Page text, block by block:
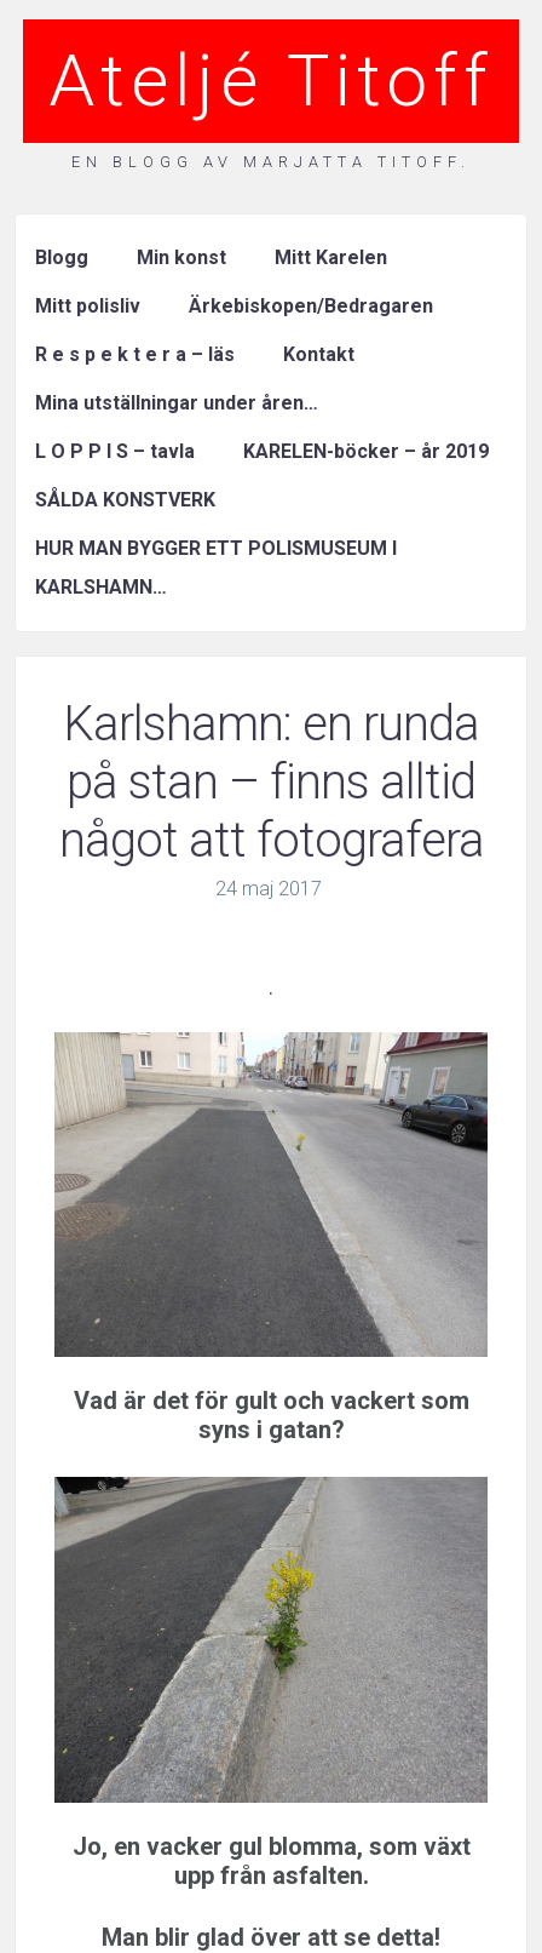
Ateljé Titoff
EN BLOGG AV MARJATTA TITOFF.
Blogg Min konst Mitt Karelen
Mitt polisliv Ärkebiskopen/Bedragaren
R e s p e k t e r a – läs Kontakt
Mina utställningar under åren…
L O P P I S – tavla KARELEN-böcker – år 2019
SÅLDA KONSTVERK
HUR MAN BYGGER ETT POLISMUSEUM I
KARLSHAMN…
Karlshamn: en runda
på stan – finns alltid
något att fotografera
24 maj 2017
.
Vad är det för gult och vackert som
syns i gatan?
Jo, en vacker gul blomma, som växt
upp från asfalten.
Man blir glad över att se detta!